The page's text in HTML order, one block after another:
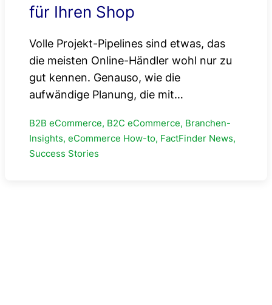
für Ihren Shop
Volle Projekt-Pipelines sind etwas, das
die meisten Online-Händler wohl nur zu
gut kennen. Genauso, wie die
aufwändige Planung, die mit…
B2B eCommerce, B2C eCommerce, Branchen-
Insights, eCommerce How-to, FactFinder News,
Success Stories